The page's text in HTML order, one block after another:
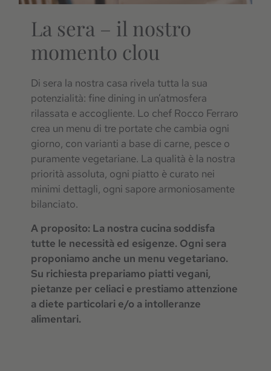
La sera – il nostro
momento clou
Di sera la nostra casa rivela tutta la sua
potenzialità: fine dining in un’atmosfera
rilassata e accogliente. Lo chef Rocco Ferraro
crea un menu di tre portate che cambia ogni
giorno, con varianti a base di carne, pesce o
puramente vegetariane. La qualità è la nostra
priorità assoluta, ogni piatto è curato nei
minimi dettagli, ogni sapore armoniosamente
bilanciato.
A proposito: La nostra cucina soddisfa
tutte le necessità ed esigenze. Ogni sera
proponiamo anche un menu vegetariano.
Su richiesta prepariamo piatti vegani,
pietanze per celiaci e prestiamo attenzione
a diete particolari e/o a intolleranze
alimentari.